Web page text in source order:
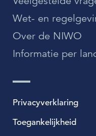
Wet- en
Over de NIWO
Informatie per
Privacyverklaring
Toegankelijkheid